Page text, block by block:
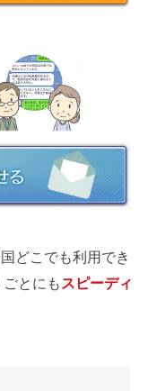
どこでも利用でき
とにも スピーディ